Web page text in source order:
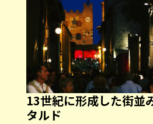
13世紀に形成した街並
タルド